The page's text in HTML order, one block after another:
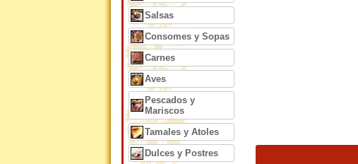
Salsas
Consomes y Sopas
Carnes
Aves
Pescados y
Mariscos
Tamales y Atoles
Dulces y Postres